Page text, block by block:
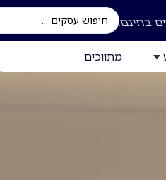
בחינם!
מתווכים